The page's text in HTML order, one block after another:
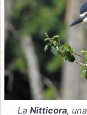
La Nitticora,